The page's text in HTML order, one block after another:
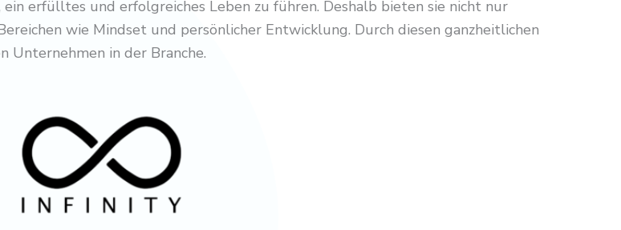
erfülltes und erfolgreiches Leben zu führen. Deshalb bieten sie nicht nur
wie Mindset und persönlicher Entwicklung. Durch diesen ganzheitlichen
Unternehmen in der Branche.